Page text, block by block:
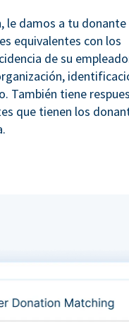
le damos a tu donante
equivalentes con los
de su
También tiene
que tienen los